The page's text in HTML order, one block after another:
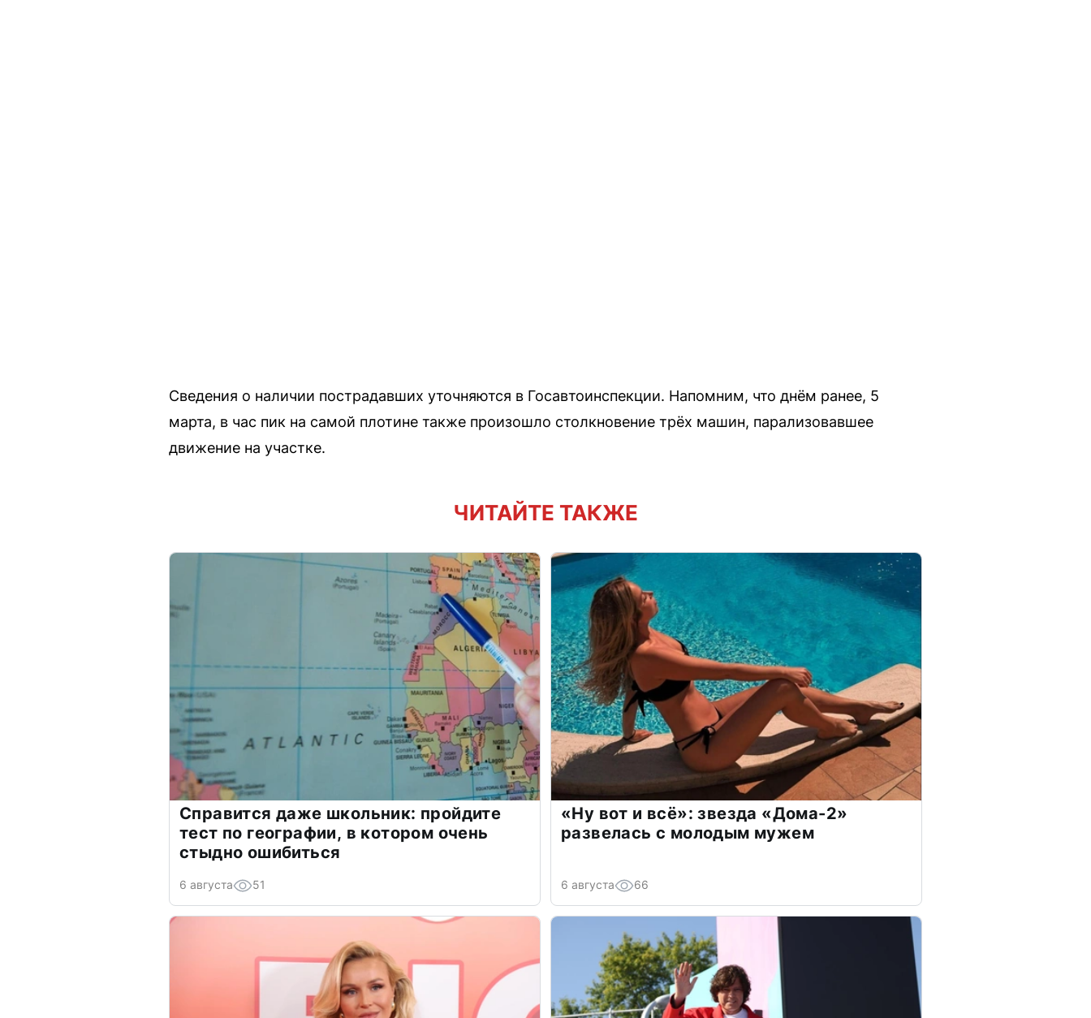
Сведения о наличии пострадавших уточняются в Госавтоинспекции. Напомним, что днём ранее, 5
марта, в час пик на самой плотине также произошло столкновение трёх машин, парализовавшее
движение на участке.
ЧИТАЙТЕ ТАКЖЕ
Справится даже школьник: пройдите
тест по географии, в котором очень
стыдно ошибиться
6 августа 51
«Ну вот и всё»: звезда «Дома-2»
развелась с молодым мужем
6 августа 66